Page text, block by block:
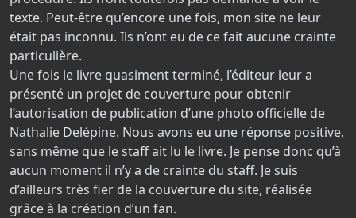
texte. Peut-être qu’encore une fois, mon site ne leur
était pas inconnu. Ils n’ont eu de ce fait aucune crainte
particulière.
Une fois le livre quasiment terminé, l’éditeur leur a
présenté un projet de couverture pour obtenir
l’autorisation de publication d’une photo officielle de
Nathalie Delépine. Nous avons eu une réponse positive,
sans même que le staff ait lu le livre. Je pense donc qu’à
aucun moment il n’y a de crainte du staff. Je suis
d’ailleurs très fier de la couverture du site, réalisée
grâce à la création d’un fan.